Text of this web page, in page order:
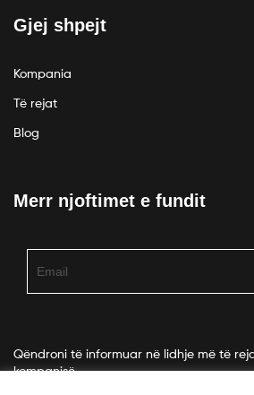
Gjej shpejt
Kompania
Të rejat
Blog
Merr njoftimet e fundit
Qëndroni të informuar në lidhje më të
kompanisë.